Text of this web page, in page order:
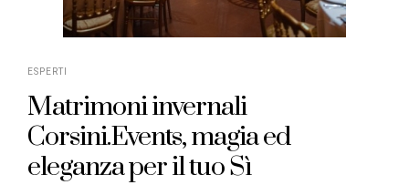
ESPERTI
Matrimoni invernali
Corsini.Events, magia ed
eleganza per il tuo Sì